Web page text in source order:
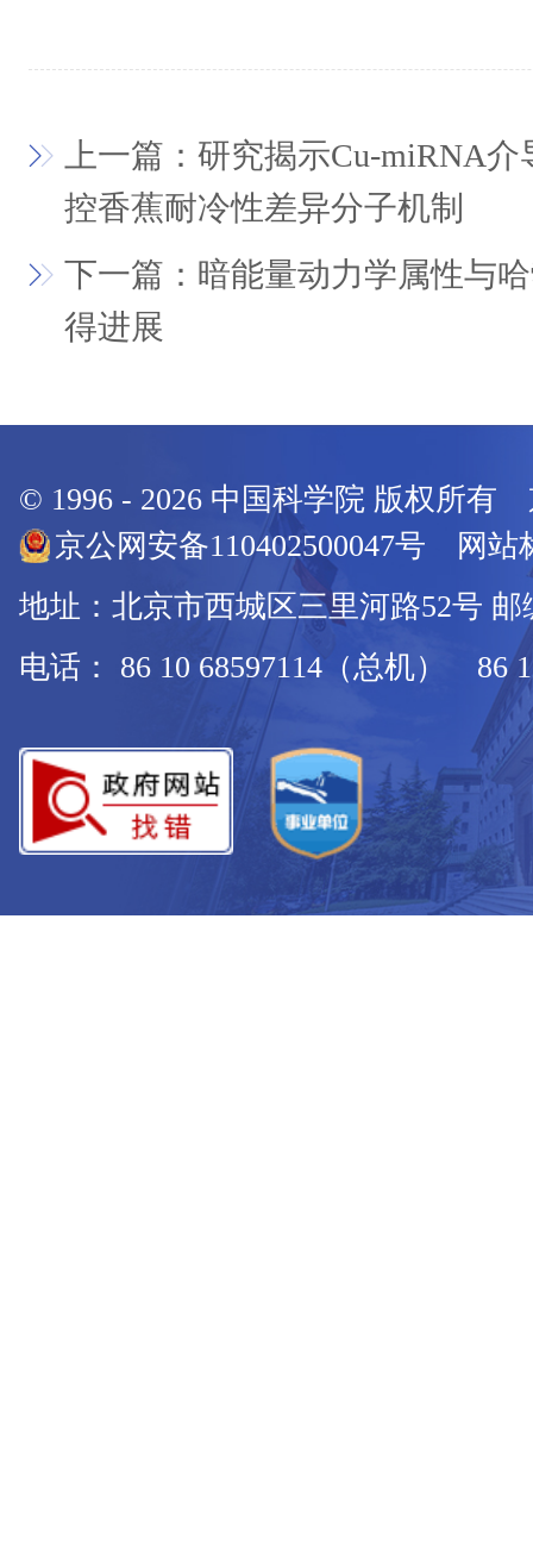
上一篇：研究揭示Cu-miRNA
控香蕉耐冷性差异分子机制
下一篇：暗能量动力学属性与
得进展
© 1996 - 2026 中国科学院 版权所有
京公网安备110402500047号 网站
地址：北京市西城区三里河路52号 邮
电话： 86 10 68597114（总机） 86